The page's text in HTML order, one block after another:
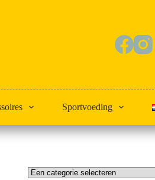
Sportvoeding
categorie